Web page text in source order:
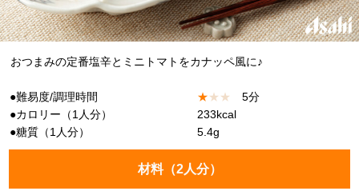
おつまみの定番塩辛とミニトマトをカナッペ風に♪
●難易度/調理時間 ★★ ★
5分
●カロリー（1人分）
233kcal
●糖質（1人分）
5.4g
材料（2人分）